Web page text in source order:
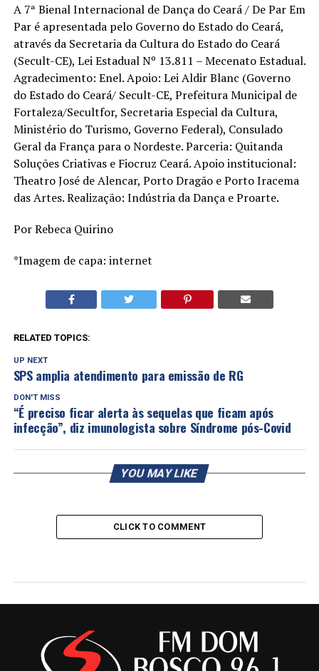
A 7ª Bienal Internacional de Dança do Ceará / De Par Em
Par é apresentada pelo Governo do Estado do Ceará,
através da Secretaria da Cultura do Estado do Ceará
(Secult-CE), Lei Estadual Nº 13.811 – Mecenato Estadual.
Agradecimento: Enel. Apoio: Lei Aldir Blanc (Governo
do Estado do Ceará/ Secult-CE, Prefeitura Municipal de
Fortaleza/Secultfor, Secretaria Especial da Cultura,
Ministério do Turismo, Governo Federal), Consulado
Geral da França para o Nordeste. Parceria: Quitanda
Soluções Criativas e Fiocruz Ceará. Apoio institucional:
Theatro José de Alencar, Porto Dragão e Porto Iracema
das Artes. Realização: Indústria da Dança e Proarte.
Por Rebeca Quirino
*Imagem de capa: internet
RELATED TOPICS:
UP NEXT
SPS amplia atendimento para emissão de RG
DON'T MISS
“É preciso ficar alerta às sequelas que ficam após
infecção”, diz imunologista sobre Síndrome pós-Covid
YOU MAY LIKE
CLICK TO COMMENT